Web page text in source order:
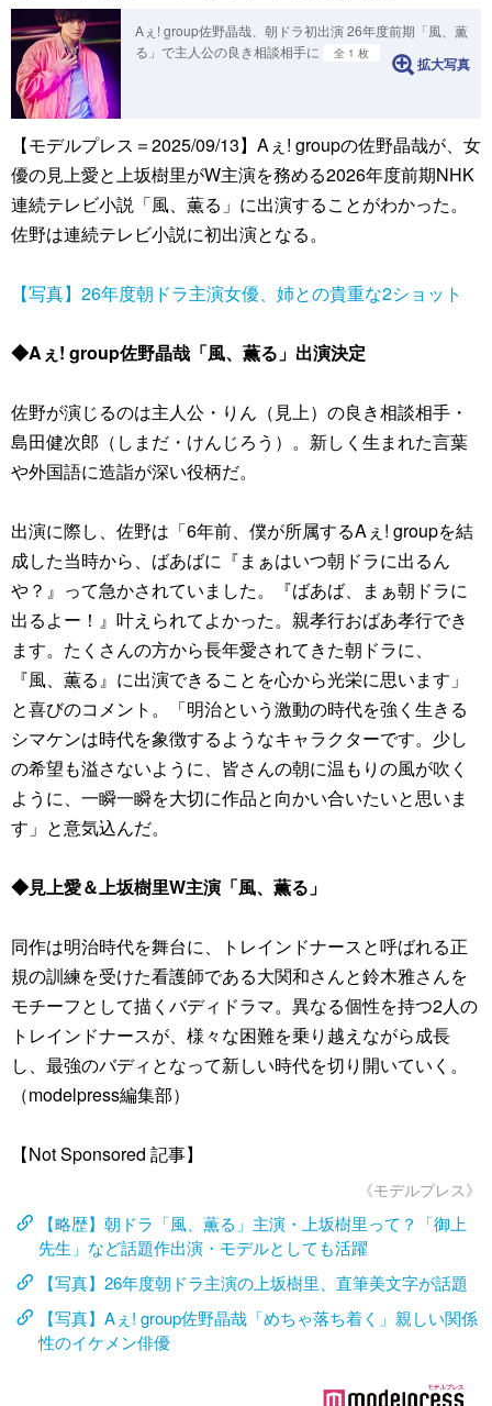
Aぇ! group佐野晶哉、朝ドラ初出演 26年度前期「風、薫
る」で主人公の良き相談相手に
全 1 枚
拡大写真
【モデルプレス＝2025/09/13】Aぇ! groupの佐野晶哉が、女
優の見上愛と上坂樹里がW主演を務める2026年度前期NHK
連続テレビ小説「風、薫る」に出演することがわかった。
佐野は連続テレビ小説に初出演となる。
【写真】26年度朝ドラ主演女優、姉との貴重な2ショット
◆Aぇ! group佐野晶哉「風、薫る」出演決定
佐野が演じるのは主人公・りん（見上）の良き相談相手・
島田健次郎（しまだ・けんじろう）。新しく生まれた言葉
や外国語に造詣が深い役柄だ。
出演に際し、佐野は「6年前、僕が所属するAぇ! groupを結
成した当時から、ばあばに『まぁはいつ朝ドラに出るん
や？』って急かされていました。『ばあば、まぁ朝ドラに
出るよー！』叶えられてよかった。親孝行おばあ孝行でき
ます。たくさんの方から長年愛されてきた朝ドラに、
『風、薫る』に出演できることを心から光栄に思います」
と喜びのコメント。「明治という激動の時代を強く生きる
シマケンは時代を象徴するようなキャラクターです。少し
の希望も溢さないように、皆さんの朝に温もりの風が吹く
ように、一瞬一瞬を大切に作品と向かい合いたいと思いま
す」と意気込んだ。
◆見上愛＆上坂樹里W主演「風、薫る」
同作は明治時代を舞台に、トレインドナースと呼ばれる正
規の訓練を受けた看護師である大関和さんと鈴木雅さんを
モチーフとして描くバディドラマ。異なる個性を持つ2人の
トレインドナースが、様々な困難を乗り越えながら成長
し、最強のバディとなって新しい時代を切り開いていく。
（modelpress編集部）
【Not Sponsored 記事】
《モデルプレス》
【略歴】朝ドラ「風、薫る」主演・上坂樹里って？「御上
先生」など話題作出演・モデルとしても活躍
【写真】26年度朝ドラ主演の上坂樹里、直筆美文字が話題
【写真】Aぇ! group佐野晶哉「めちゃ落ち着く」親しい関係
性のイケメン俳優